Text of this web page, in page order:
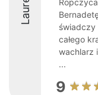
świadczy
całego
wachlarz
...
9